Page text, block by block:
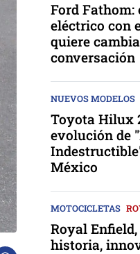
Ford Fathom:
eléctrico con
quiere
conversación
NUEVOS MODELOS
Toyota Hilux
evolución de
México
MOTOCICLETAS
Royal Enfield,
historia,